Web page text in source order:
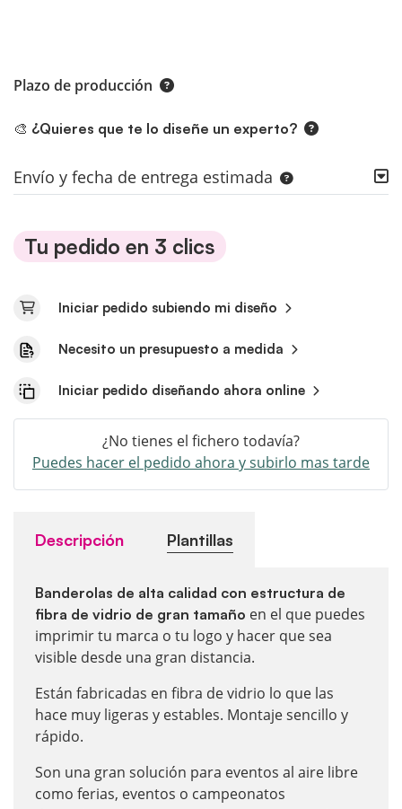
Plazo de producción
🎨 ¿Quieres que te lo diseñe un experto?
Envío y fecha de entrega estimada
Tu pedido en 3 clics
Iniciar pedido subiendo mi diseño
Necesito un presupuesto a medida
Iniciar pedido diseñando ahora online
¿No tienes el fichero todavía?
Puedes hacer el pedido ahora y subirlo mas tarde
Descripción Plantillas
Banderolas de alta calidad con estructura de
fibra de vidrio de gran tamaño en el que puedes
imprimir tu marca o tu logo y hacer que sea
visible desde una gran distancia.
Están fabricadas en fibra de vidrio lo que las
hace muy ligeras y estables. Montaje sencillo y
rápido.
Son una gran solución para eventos al aire libre
como ferias, eventos o campeonatos